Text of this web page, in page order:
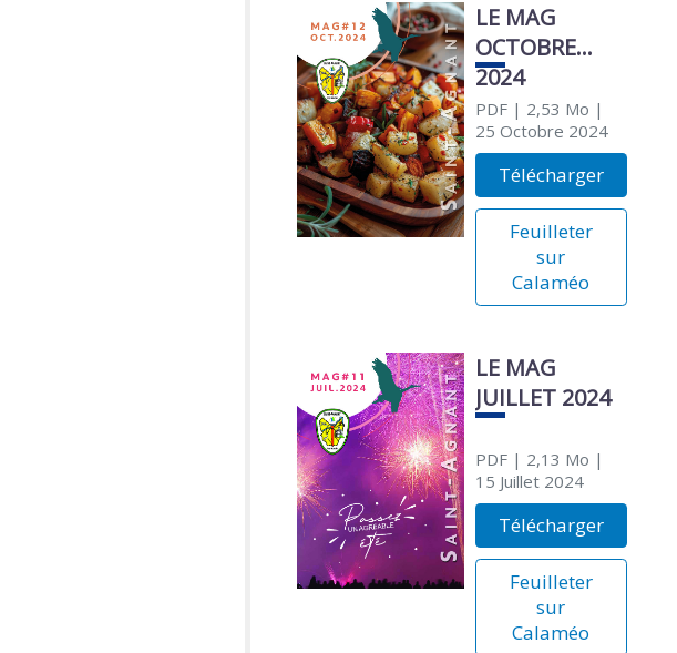
LE MAG
OCTOBRE
2024
PDF| 2,53 Mo |
25 Octobre 2024
Télécharger
Feuilleter
sur
Calaméo
LE MAG
JUILLET 2024
PDF| 2,13 Mo |
15 Juillet 2024
Télécharger
Feuilleter
sur
Calaméo